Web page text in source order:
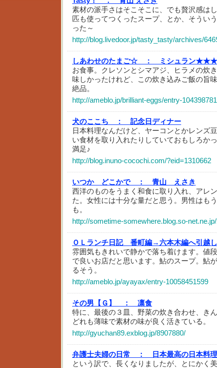
素材の派手さはそこそこに、でも贅沢感は
匹も使ってつくったスープ、とか、そうい
った～
http://blog.livedoor.jp/tasty_tasty/archives/
しあわせのたまご☆ ：
ミシュラン★★★
お食事。クレソンとシマアジ、ヒラメの炊
味しかったけれど、この炊き込みご飯の旨
絶品。
http://ameblo.jp/brilliant-eggs/entry-
犬のここち ：
記念日ディナー
日本料理なんだけど、ヤーコンとかレンズ
い食材を取り入れたりしていておもしろか
満足♪
http://blog.inuno-cocochi.com/?eid=1310662
いつか どこかで ：
青山 えさき
西洋のものをうまく和食に取り入れ、アレ
た。女性には十分な量だと思う。男性はも
も。
http://sometime-somewhere.blog.so-
ＯＬランチ日記 番町編→六本木編へ引越
雰囲気もきれいで静かで落ち着けます。値
で良いお店だと思います。鮎のスープ。鮎
るそう。
http://ameblo.jp/ayayax/entry-10058451599
その男【Ｇ】 ：
凛食
特に、最後の３皿、野菜の炊き合わせ、き
どれも薄味で素材の味が良く活きている。
http://gyuchan89.exblog.jp/8907880/
弁護士夫婦の日常 ：
日本最高の日本料
という訳で、長くなりましたが、とにかく